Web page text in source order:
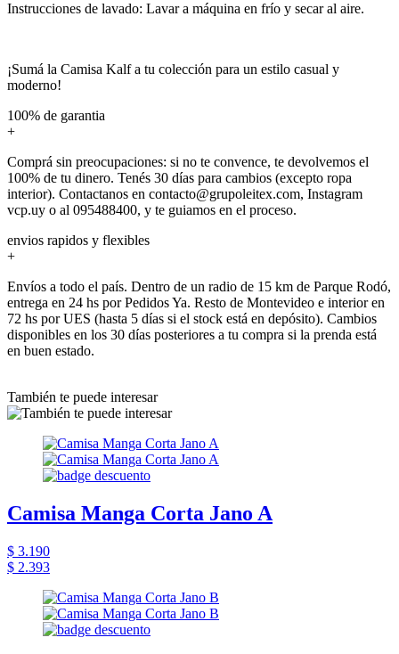
Instrucciones de lavado: Lavar a máquina en frío y secar al aire.
¡Sumá la Camisa Kalf a tu colección para un estilo casual y
moderno!
100% de garantia
+
Comprá sin preocupaciones: si no te convence, te devolvemos el
100% de tu dinero. Tenés 30 días para cambios (excepto ropa
interior). Contactanos en contacto@grupoleitex.com, Instagram
vcp.uy o al 095488400, y te guiamos en el proceso.
envios rapidos y flexibles
+
Envíos a todo el país. Dentro de un radio de 15 km de Parque Rodó,
entrega en 24 hs por Pedidos Ya. Resto de Montevideo e interior en
72 hs por UES (hasta 5 días si el stock está en depósito). Cambios
disponibles en los 30 días posteriores a tu compra si la prenda está
en buen estado.
También te puede interesar
Camisa Manga Corta Jano A
$ 3.190
$ 2.393